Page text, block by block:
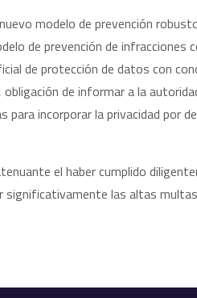
modelo de prevención
de prevención de infracciones
de protección de datos con
de informar a la
incorporar la privacidad por
el haber cumplido
significativamente las altas